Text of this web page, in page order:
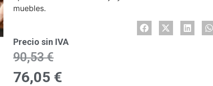
muebles.
Precio sin IVA
90,53€
76,05 €